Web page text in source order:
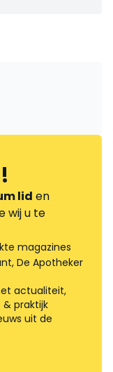
!
lid en
wij u te
magazines
De Apotheker
actualiteit,
& praktijk
uit de